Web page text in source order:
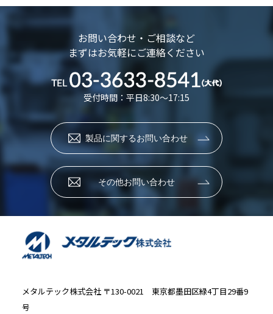
お問い合わせ・ご相談など
まずはお気軽にご連絡ください
受付時間：平日8:30～17:15
製品に関するお問い合わせ
その他お問い合わせ
メタルテック株式会社〒130-0021 東京都墨田区緑4丁目29番9
号